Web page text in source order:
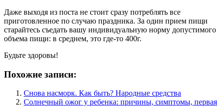
Даже выходя из поста не стоит сразу потреблять все
приготовленное по случаю праздника. За один прием пищи
старайтесь съедать вашу индивидуальную норму допустимого
объема пищи: в среднем, это где-то 400г.
Будьте здоровы!
Похожие записи:
Снова насморк. Как быть? Народные средства
Солнечный ожог у ребенка: причины, симптомы, первая